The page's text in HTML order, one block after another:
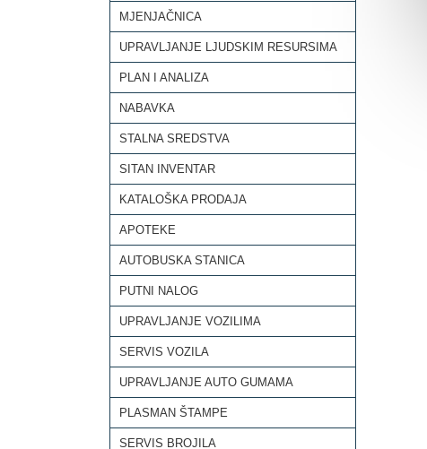
MJENJAČNICA
UPRAVLJANJE LJUDSKIM RESURSIMA
PLAN I ANALIZA
NABAVKA
STALNA SREDSTVA
SITAN INVENTAR
KATALOŠKA PRODAJA
APOTEKE
AUTOBUSKA STANICA
PUTNI NALOG
UPRAVLJANJE VOZILIMA
SERVIS VOZILA
UPRAVLJANJE AUTO GUMAMA
PLASMAN ŠTAMPE
SERVIS BROJILA